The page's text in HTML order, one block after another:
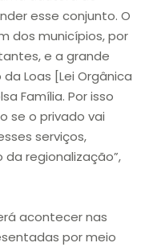
esse conjunto. O
dos municípios, por
e a grande
Loas [Lei Orgânica
Família. Por isso
se o privado vai
serviços,
regionalização”,
acontecer nas
por meio